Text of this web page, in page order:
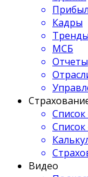
Кадры
Тренды
МСБ
Отчеты
Видео